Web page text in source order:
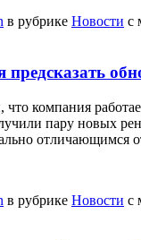
в рубрике Новости с
компания
пару новых
в рубрике Новости с